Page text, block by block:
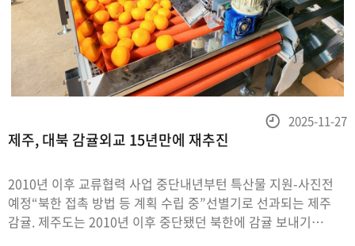
제주, 대북 감귤외교 15년만에 재추진
2010년 이후 교류협력 사업 중단내년부턴 특산물 지원-사진전
예정“북한 접촉 방법 등 계획 수립 중”선별기로 선과되는 제주
감귤. 제주도는 2010년 이후 중단됐던 북한에 감귤 보내기
등
2025-11-27